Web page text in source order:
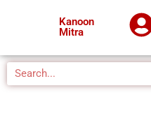
Kanoon
Mitra